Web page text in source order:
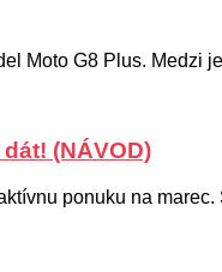
Moto G8 Plus.
(NÁVOD)
ponuku na